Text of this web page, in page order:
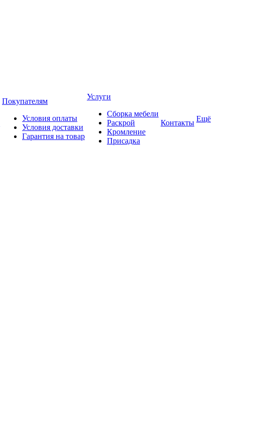
Покупателям
Условия оплаты
Условия доставки
Гарантия на товар
Услуги
Сборка мебели
Раскрой
Кромление
Присадка
Контакты Ещё